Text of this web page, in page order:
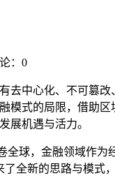
：0
去中心化、不可篡
模式的局限，借助
展机遇与活力。
球，金融领域作
全新的思路与模